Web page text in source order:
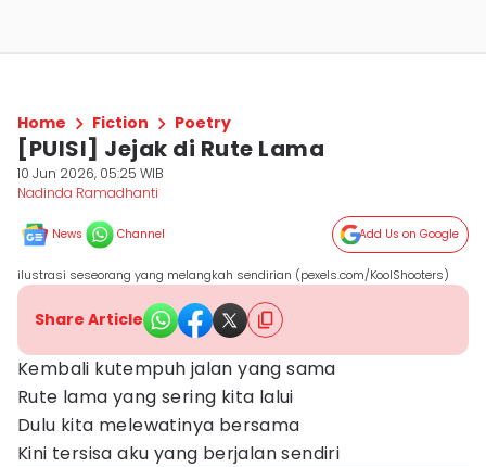
Home Fiction Poetry
[PUISI] Jejak di Rute Lama
10 Jun 2026, 05:25 WIB
Nadinda Ramadhanti
News Channel Add Us on Google
ilustrasi seseorang yang melangkah sendirian (pexels.com/KoolShooters)
Share Article
Kembali kutempuh jalan yang sama
Rute lama yang sering kita lalui
Dulu kita melewatinya bersama
Kini tersisa aku yang berjalan sendiri